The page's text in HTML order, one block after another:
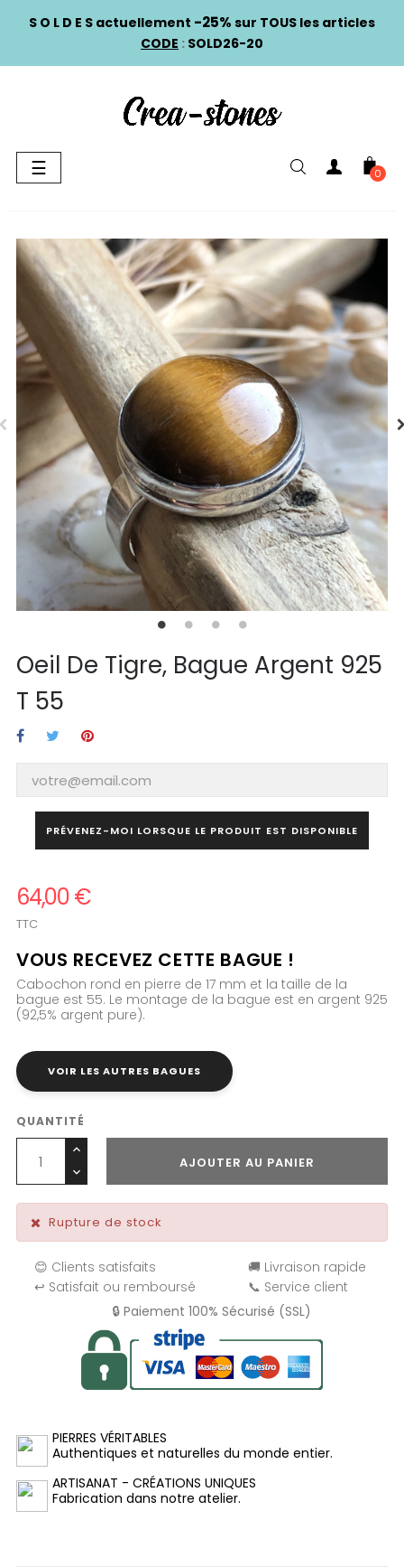
S O L D E S actuellement -25% sur TOUS les articles
CODE : SOLD26-20
Basculer
la
☰ 0
Oeil De Tigre, Bague Argent 925
T 55
PRÉVENEZ-MOI LORSQUE LE PRODUIT EST DISPONIBLE
64,00 €
TTC
VOUS RECEVEZ CETTE BAGUE !
Cabochon rond en pierre de 17 mm et la taille de la
bague est 55. Le montage de la bague est en argent 925
(92,5% argent pure).
VOIR LES AUTRES BAGUES
QUANTITÉ
AJOUTER AU PANIER
Rupture de stock
😊 Clients satisfaits
🚚 Livraison rapide
↩️ Satisfait ou remboursé
📞 Service client
🔒 Paiement 100% Sécurisé (SSL)
PIERRES VÉRITABLES
Authentiques et naturelles du monde entier.
ARTISANAT - CRÉATIONS UNIQUES
Fabrication dans notre atelier.